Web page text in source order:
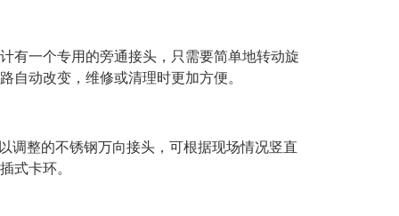
有一个专用的旁通接头，只需要简单地转动旋
自动改变，维修或清理时更加方便。
调整的不锈钢万向接头，可根据现场情况竖直
式卡环。